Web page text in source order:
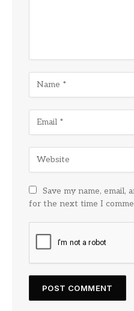
Save my name, email,
for the next time I